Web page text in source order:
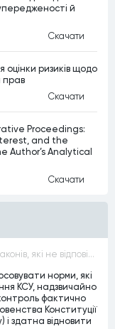
й
Скачати
оцінки ризиків щодо
прав
Скачати
Proceedings:
and the
Author’s Analytical
Скачати
Суди не мають застосовувати положення законів, які не відповідають Конституції, незалежно від того, чи визнавалися вони Конституційним Судом України неконституційними, тобто закони, що суперечать Конституції України не можуть застосовуватися навіть у випадках, коли вони є чинними
норми, які
КСУ, надзвичайно
фактично
Конституції
і здатна відновити